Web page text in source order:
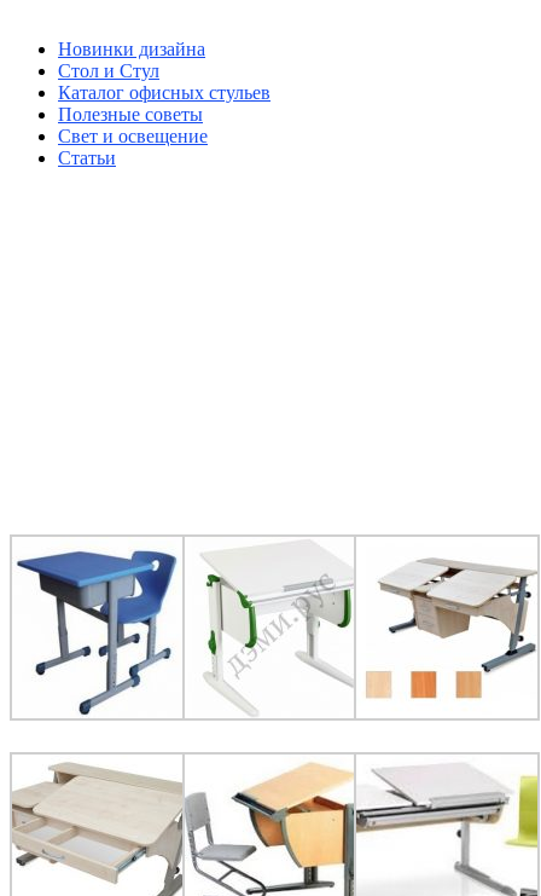
Новинки дизайна
Стол и Стул
Каталог офисных стульев
Полезные советы
Свет и освещение
Статьи